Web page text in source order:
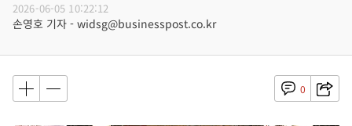
2026-06-05 10:22:12
손영호 기자 - widsg@businesspost.co.kr
0